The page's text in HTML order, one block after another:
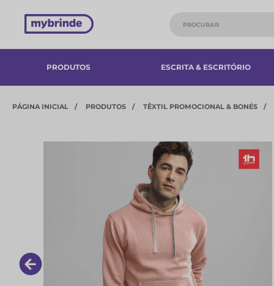
PRODUTOS ESCRITA & ESCRITÓRIO
PÁGINA INICIAL PRODUTOS TÊXTIL PROMOCIONAL & BONÉS